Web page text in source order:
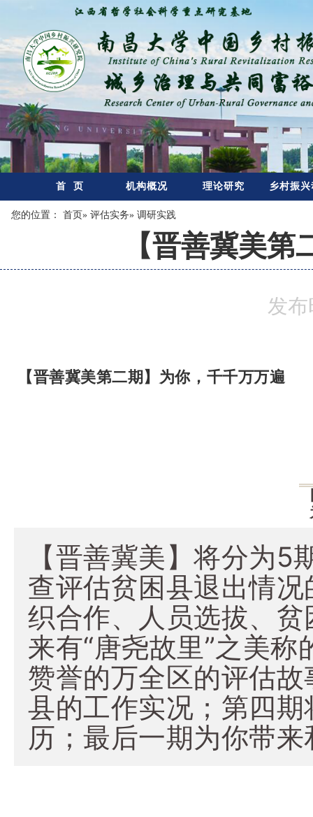
首 页 机构概况 理论研究 乡村振
您的位置： 首页» 评估实务» 调研实践
【晋善冀美
发布
【晋善冀美第二期】为你，千千万万遍
【晋善冀美】将分为
查评估贫困县退出情
织合作、人员选拔、
来有“唐尧故里”之美称
赞誉的万全区的评估
县的工作实况；第四
历；最后一期为你带